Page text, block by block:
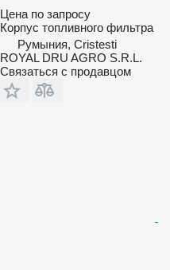
Цена по запросу
Корпус топливного фильтра
Румыния, Cristesti
ROYAL DRU AGRO S.R.L.
Связаться с продавцом